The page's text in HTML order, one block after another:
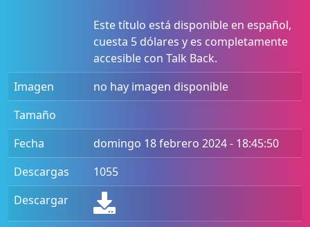
Este título está disponible en español,
cuesta 5 dólares y es completamente
accesible con Talk Back.
Imagen
no hay imagen disponible
Tamaño
Fecha
domingo 18 febrero 2024 - 18:45:50
Descargas
1055
Descargar